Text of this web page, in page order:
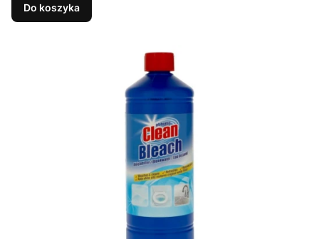
Do koszyka